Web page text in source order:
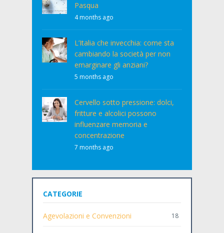
Pasqua
4 months ago
L’Italia che invecchia: come sta
cambiando la società per non
emarginare gli anziani?
5 months ago
Cervello sotto pressione: dolci,
fritture e alcolici possono
influenzare memoria e
concentrazione
7 months ago
CATEGORIE
Agevolazioni e Convenzioni 18